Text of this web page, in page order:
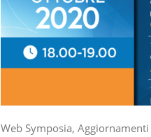
Web Symposia,